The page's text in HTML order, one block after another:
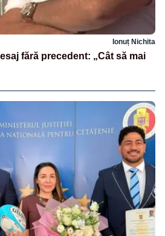
Ionuț Nichita
fără precedent: „Cât să mai